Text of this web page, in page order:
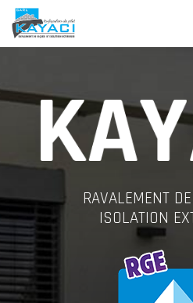
Aller
contenu
principal
RAVALEMENT
ISOLATION